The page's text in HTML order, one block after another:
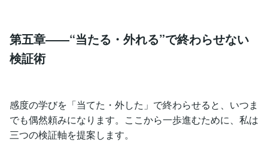
第五章――“当たる・外れる”で終わらせない
検証術
感度の学びを「当てた・外した」で終わらせると、いつま
でも偶然頼みになります。ここから一歩進むために、私は
三つの検証軸を提案します。